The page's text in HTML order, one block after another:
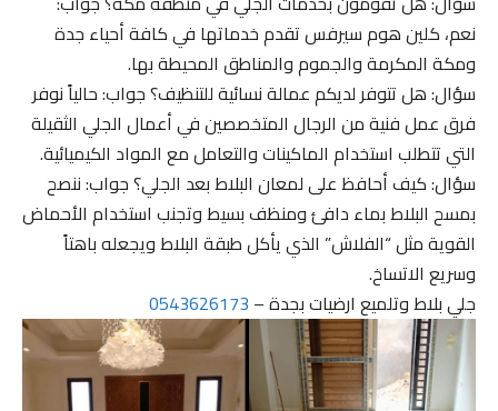
نعم، كلين هوم سيرفس تقدم خدماتها في كافة أحياء جدة
ومكة المكرمة والجموم والمناطق المحيطة بها.
سؤال: هل تتوفر لديكم عمالة نسائية للتنظيف؟ جواب: حالياً نوفر
فرق عمل فنية من الرجال المتخصصين في أعمال الجلي الثقيلة
التي تتطلب استخدام الماكينات والتعامل مع المواد الكيميائية.
سؤال: كيف أحافظ على لمعان البلاط بعد الجلي؟ جواب: ننصح
بمسح البلاط بماء دافئ ومنظف بسيط وتجنب استخدام الأحماض
القوية مثل “الفلاش” الذي يأكل طبقة البلاط ويجعله باهتاً
وسريع الاتساخ.
جلي بلاط وتلميع ارضيات بجدة –0543626173